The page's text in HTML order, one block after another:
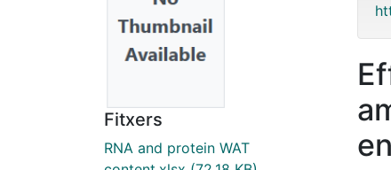
Fitxers
RNA and protein WAT